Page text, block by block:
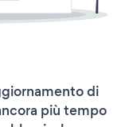
di
più tempo